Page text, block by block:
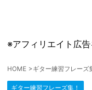
※アフィリエイト広
HOME >ギター練習フレーズ
ギター練習フレーズ集！